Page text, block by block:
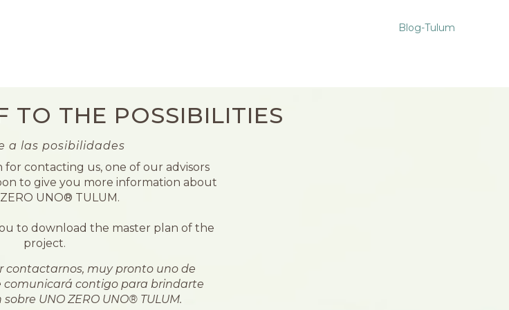
Blog-Tulum
TO THE POSSIBILITIES
a las posibilidades
contacting us, one of our advisors
to give you more information about
UNO® TULUM.
to download the master plan of the
project.
contactarnos, muy pronto uno de
comunicará contigo para brindarte
UNO ZERO UNO® TULUM.